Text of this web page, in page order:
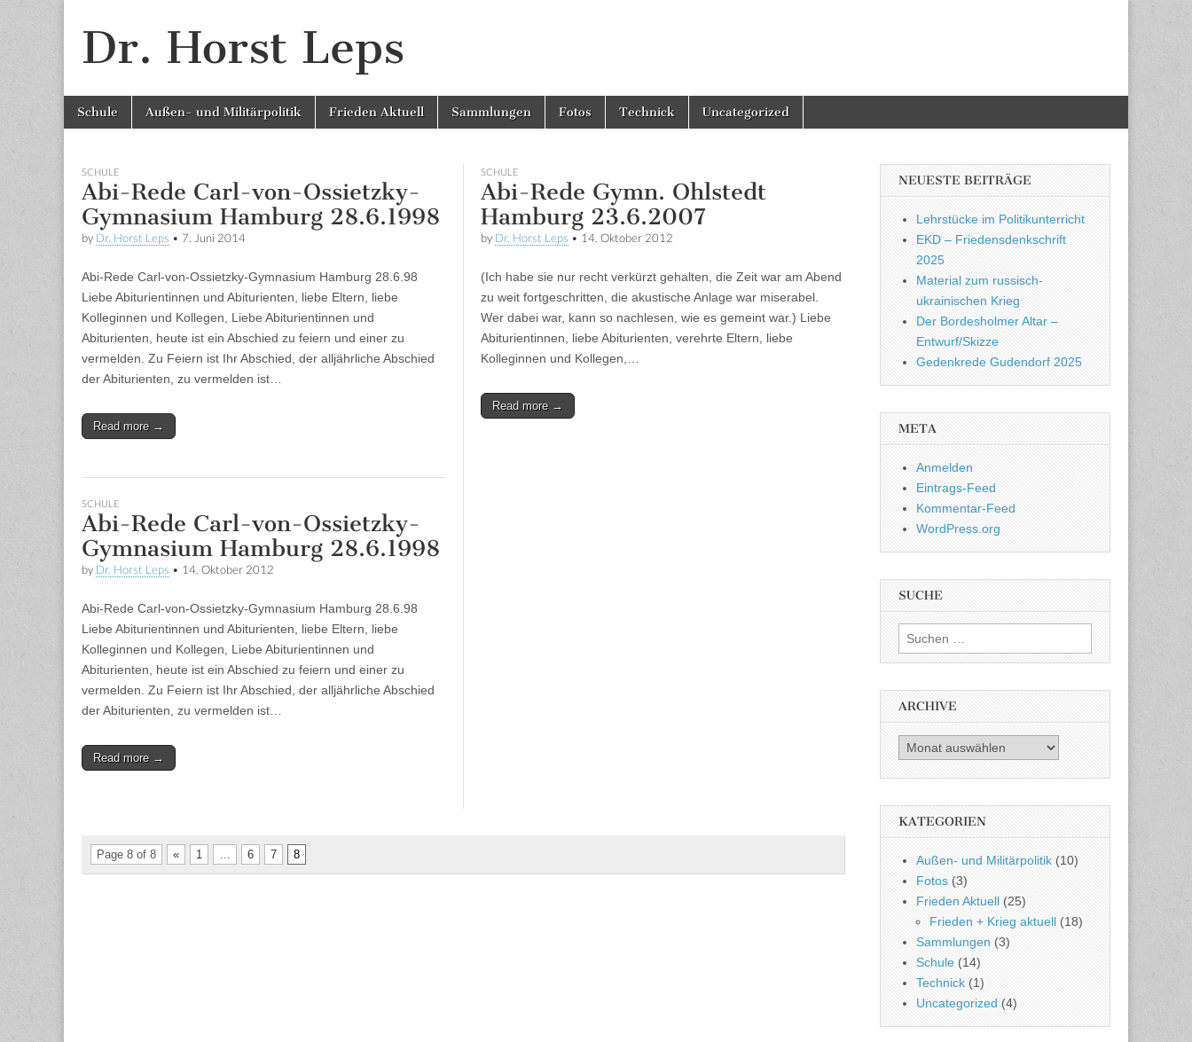
Dr. Horst Leps
Main menu
Skip to content
Schule Außen- und Militärpolitik Frieden Aktuell Sammlungen Fotos Technick Uncategorized
SCHULE
Abi-Rede Carl-von-Ossietzky-
Gymnasium Hamburg 28.6.1998
by Dr. Horst Leps • 7. Juni 2014
Abi-Rede Carl-von-Ossietzky-Gymnasium Hamburg 28.6.98
Liebe Abiturientinnen und Abiturienten, liebe Eltern, liebe
Kolleginnen und Kollegen, Liebe Abiturientinnen und
Abiturienten, heute ist ein Abschied zu feiern und einer zu
vermelden. Zu Feiern ist Ihr Abschied, der alljährliche Abschied
der Abiturienten, zu vermelden ist…
Read more →
SCHULE
Abi-Rede Gymn. Ohlstedt
Hamburg 23.6.2007
by Dr. Horst Leps • 14. Oktober 2012
(Ich habe sie nur recht verkürzt gehalten, die Zeit war am Abend
zu weit fortgeschritten, die akustische Anlage war miserabel.
Wer dabei war, kann so nachlesen, wie es gemeint war.) Liebe
Abiturientinnen, liebe Abiturienten, verehrte Eltern, liebe
Kolleginnen und Kollegen,…
Read more →
SCHULE
Abi-Rede Carl-von-Ossietzky-
Gymnasium Hamburg 28.6.1998
by Dr. Horst Leps • 14. Oktober 2012
Abi-Rede Carl-von-Ossietzky-Gymnasium Hamburg 28.6.98
Liebe Abiturientinnen und Abiturienten, liebe Eltern, liebe
Kolleginnen und Kollegen, Liebe Abiturientinnen und
Abiturienten, heute ist ein Abschied zu feiern und einer zu
vermelden. Zu Feiern ist Ihr Abschied, der alljährliche Abschied
der Abiturienten, zu vermelden ist…
Read more →
Page 8 of 8 « 1 … 6 7 8
NEUESTE BEITRÄGE
Lehrstücke im Politikunterricht
EKD – Friedensdenkschrift
2025
Material zum russisch-
ukrainischen Krieg
Der Bordesholmer Altar –
Entwurf/Skizze
Gedenkrede Gudendorf 2025
META
Anmelden
Eintrags-Feed
Kommentar-Feed
WordPress.org
SUCHE
Suchen nach:
ARCHIVE
Archive
KATEGORIEN
Außen- und Militärpolitik (10)
Fotos (3)
Frieden Aktuell (25)
Frieden + Krieg aktuell (18)
Sammlungen (3)
Schule (14)
Technick (1)
Uncategorized (4)